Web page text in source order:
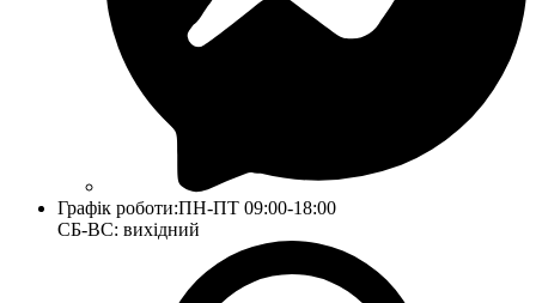
Графік роботи:ПН-ПТ 09:00-18:00
СБ-ВС: вихідний